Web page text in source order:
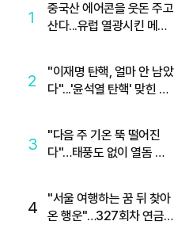
1
중국산 에어콘을 웃돈 주고
산다...유럽 열광시킨 메이
2
"이재명 탄핵, 얼마 안 남았
다"...'윤석열 탄핵' 맞힌 무
3
"다음 주 기온 뚝 떨어진
다"…태풍도 없이 열돔 박
4
"서울 여행하는 꿈 뒤 찾아
온 행운"…327회차 연금